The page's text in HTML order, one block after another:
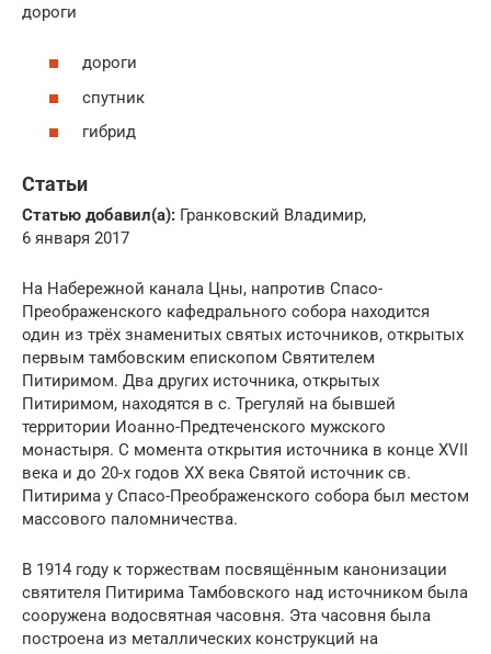
дороги
дороги
спутник
гибрид
Статьи
Статью добавил(а): Гранковский Владимир,
6 января 2017
На Набережной канала Цны, напротив Спасо-
Преображенского кафедрального собора находится
один из трёх знаменитых святых источников, открытых
первым тамбовским епископом Святителем
Питиримом. Два других источника, открытых
Питиримом, находятся в с. Трегуляй на бывшей
территории Иоанно-Предтеченского мужского
монастыря. С момента открытия источника в конце XVII
века и до 20-х годов XX века Святой источник св.
Питирима у Спасо-Преображенского собора был местом
массового паломничества.
В 1914 году к торжествам посвящённым канонизации
святителя Питирима Тамбовского над источником была
сооружена водосвятная часовня. Эта часовня была
построена из металлических конструкций на